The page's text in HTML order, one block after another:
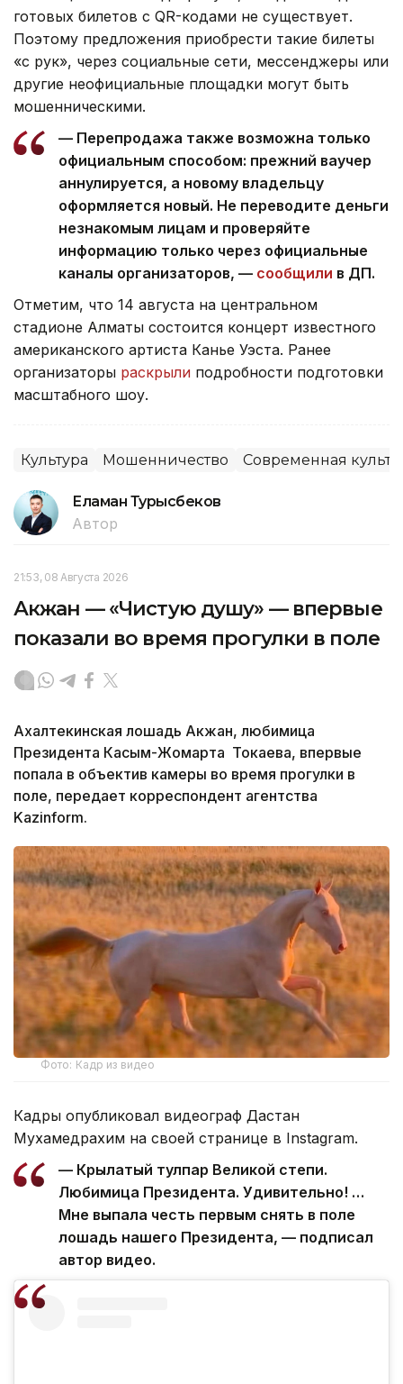
готовых билетов с QR-кодами не существует.
Поэтому предложения приобрести такие билеты
«с рук», через социальные сети, мессенджеры или
другие неофициальные площадки могут быть
мошенническими.
— Перепродажа также возможна только
официальным способом: прежний ваучер
аннулируется, а новому владельцу
оформляется новый. Не переводите деньги
незнакомым лицам и проверяйте
информацию только через официальные
каналы организаторов, — сообщили в ДП.
Отметим, что 14 августа на центральном
стадионе Алматы состоится концерт известного
американского артиста Канье Уэста. Ранее
организаторы раскрыли подробности подготовки
масштабного шоу.
Культура Мошенничество Современная
Еламан Турысбеков
Автор
21:53, 08 Августа 2026
Акжан — «Чистую душу» — впервые
показали во время прогулки в поле
Ахалтекинская лошадь Акжан, любимица
Президента Касым-Жомарта Токаева, впервые
попала в объектив камеры во время прогулки в
поле, передает корреспондент агентства
Kazinform.
Фото: Кадр из видео
Кадры опубликовал видеограф Дастан
Мухамедрахим на своей странице в Instagram.
— Крылатый тулпар Великой степи.
Любимица Президента. Удивительно! …
Мне выпала честь первым снять в поле
лошадь нашего Президента, — подписал
автор видео.